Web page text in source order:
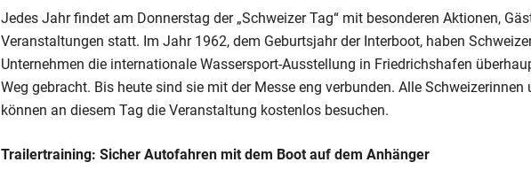
Jedes Jahr findet am Donnerstag der „Schweizer Tag“ mit besonderen Aktionen,
Veranstaltungen statt. Im Jahr 1962, dem Geburtsjahr der Interboot, haben
Unternehmen die internationale Wassersport-Ausstellung in Friedrichshafen
Weg gebracht. Bis heute sind sie mit der Messe eng verbunden. Alle Schweizerinnen
können an diesem Tag die Veranstaltung kostenlos besuchen.
Trailertraining: Sicher Autofahren mit dem Boot auf dem Anhänger